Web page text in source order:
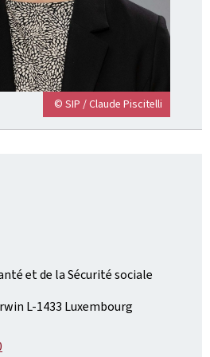
© SIP / Claude Piscitelli
et de la Sécurité sociale
L-1433 Luxembourg